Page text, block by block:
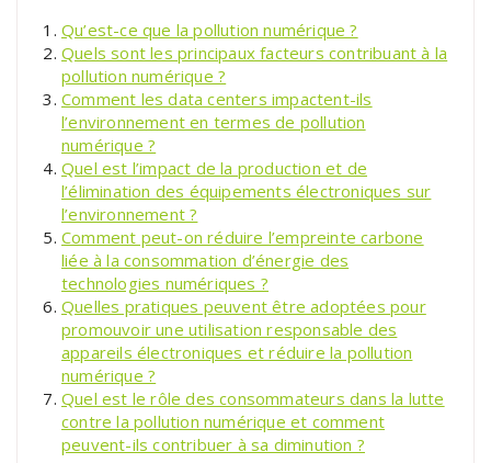
Qu’est-ce que la pollution numérique ?
Quels sont les principaux facteurs contribuant à la
pollution numérique ?
Comment les data centers impactent-ils
l’environnement en termes de pollution
numérique ?
Quel est l’impact de la production et de
l’élimination des équipements électroniques sur
l’environnement ?
Comment peut-on réduire l’empreinte carbone
liée à la consommation d’énergie des
technologies numériques ?
Quelles pratiques peuvent être adoptées pour
promouvoir une utilisation responsable des
appareils électroniques et réduire la pollution
numérique ?
Quel est le rôle des consommateurs dans la lutte
contre la pollution numérique et comment
peuvent-ils contribuer à sa diminution ?